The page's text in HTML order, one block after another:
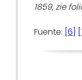
1859, zie
Fuente: [6]